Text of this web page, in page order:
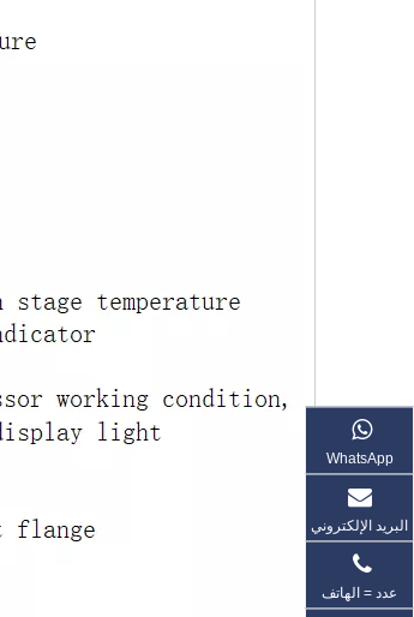
WhatsApp
البريد الإلكتروني
عدد = الهاتف